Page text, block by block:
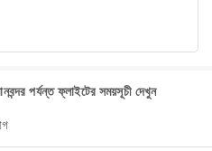
পর্যন্ত ফ্লাইটের সময়সূচী দেখুন